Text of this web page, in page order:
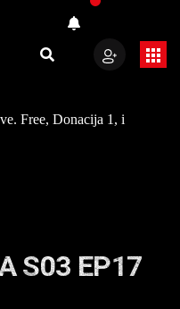
Free, Donacija 1, i
S03 EP17